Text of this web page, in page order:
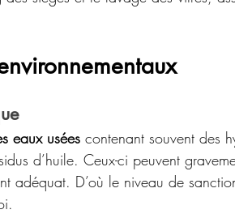
eaux usées contenant souvent des
d’huile. Ceux-ci peuvent
adéquat. D’où le niveau de